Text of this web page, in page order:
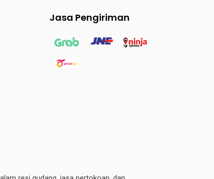
Jasa Pengiriman